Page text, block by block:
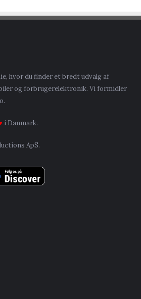
hvor du finder et bredt udvalg af
og forbrugerelektronik. Vi formidler
i Danmark.
ApS.